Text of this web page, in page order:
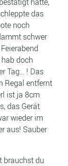
das
noch
schwer
doch
Tag… ! Das
Regal entfernt
ist ja 8cm
das Gerät
wieder im
aus! Sauber
brauchst du